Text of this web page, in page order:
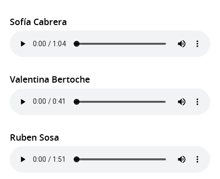
Sofía Cabrera
Valentina Bertoche
Ruben Sosa